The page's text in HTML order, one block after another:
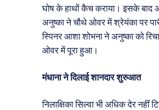
घोष के हाथों कैच कराया। इसके बाद
अनुष्का ने चौथे ओवर में श्रेयंका पर
स्पिनर आशा शोभना ने अनुष्का को
ओवर में पूरा हुआ।
मंधाना ने दिलाई शानदार शुरुआत
निलाक्षिका सिल्वा भी अधिक देर